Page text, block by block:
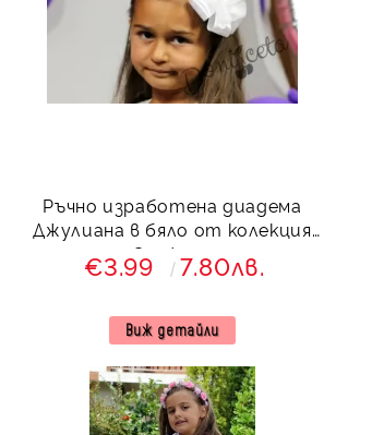
Ръчно изработена диадема
Джулиана в бяло от колекция
Снежина
€3.99 7.80лв.
Виж детайли